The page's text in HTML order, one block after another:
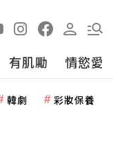
有肌勵 情慾愛
韓劇 彩妝保養